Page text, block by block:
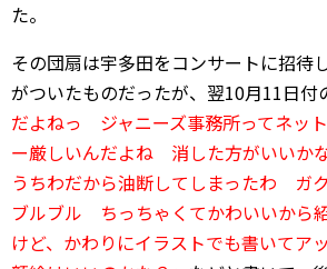
た。
その団扇は宇多田をコンサートに招待
がついたものだったが、翌10月11日付
だよねっ ジャニーズ事務所ってネッ
ー厳しいんだよね 消した方がいいか
うちわだから油断してしまったわ ガ
ブルブル ちっちゃくてかわいいから
けど、かわりにイラストでも書いてア